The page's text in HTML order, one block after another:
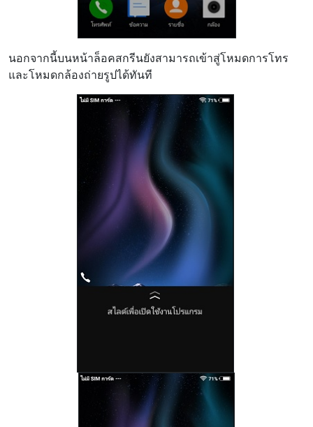
นอกจากนี้บนหน้าล็อคสกรีนยังสามารถเข้าสู่โหมดการโทร
และโหมดกล้องถ่ายรูปได้ทันที